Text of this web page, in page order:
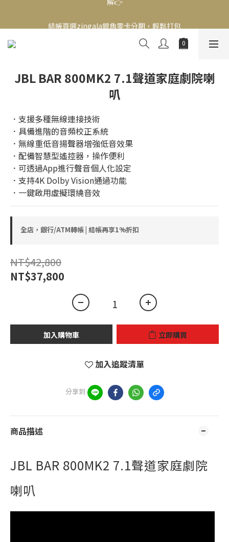
新會員送500！滿額最高回饋2000，刷卡最高12期零利率，馬上了
JBL BAR 800MK2 7.1聲道家庭劇院喇
叭
．支援多種無線連接技術
．具備進階的音頻校正系統
．無線重低音揚聲器增強低音效果
．配備智慧型遙控器，操作便利
．可透過App進行聲音個人化設定
．支持4K Dolby Vision通過功能
．一鍵啟用虛擬環繞音效
全店，銀行/ATM轉帳 | 結帳再享1%折扣
NT$42,800
NT$37,800
加入購物車 立即購買
加入追蹤清單
分享到
商品描述
JBL BAR 800MK2 7.1聲道家庭劇院
喇叭